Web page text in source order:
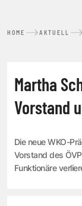
HOME AKTUELL
Martha
Vorstand
Die neue WKO-
Vorstand des
Funktionäre